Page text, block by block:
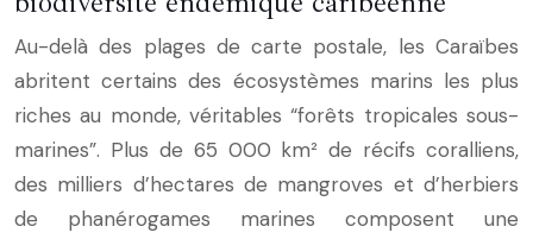
Au-delà des plages de carte postale, les Caraïbes
abritent certains des écosystèmes marins les plus
riches au monde, véritables “forêts tropicales sous-
marines”. Plus de 65 000 km² de récifs coralliens,
des milliers d’hectares de mangroves et d’herbiers
de phanérogames marines composent une